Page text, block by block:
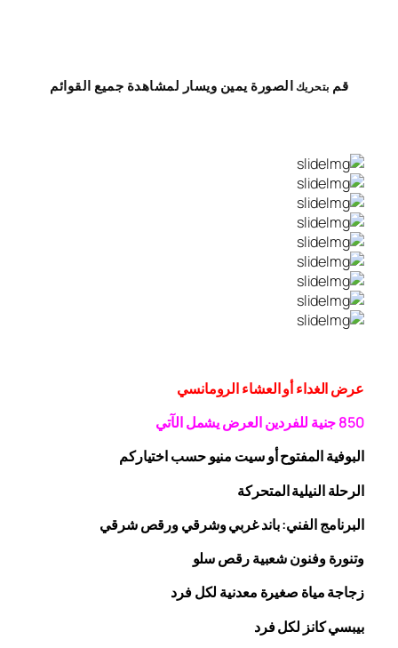
قم بتحريك الصورة يمين ويسار لمشاهدة جميع القوائم
عرض الغداء أو العشاء الرومانسي
850 جنية للفردينالعرض يشمل الآتي
البوفيةالمفتوحأو سيت منيو حسب اختياركم
الرحلةالنيلية المتحركة
البرنامج الفني: باند غربي وشرقيورقصشرقي
وتنورة وفنون شعبيةرقصسلو
زجاجةمياة صغيرة معدنية لكل فرد
بيبسي كانز لكل فرد